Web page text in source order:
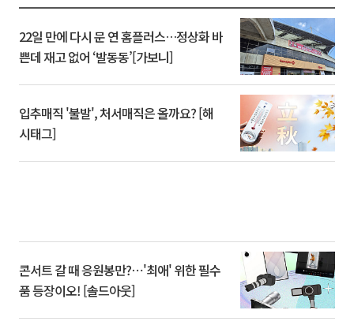
22일 만에 다시 문 연 홈플러스…정상화 바
쁜데 재고 없어 ‘발동동’[가보니]
입추매직 '불발', 처서매직은 올까요? [해
시태그]
콘서트 갈 때 응원봉만?⋯'최애' 위한 필수
품 등장이오! [솔드아웃]